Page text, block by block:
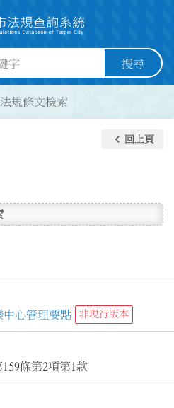
搜尋
規條文檢索
keyboard_arrow_left 回上頁
中心管理要點
非現行版本
條第2項第1款